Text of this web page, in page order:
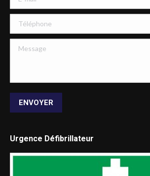
Téléphone
Message
ENVOYER
Urgence Défibrillateur